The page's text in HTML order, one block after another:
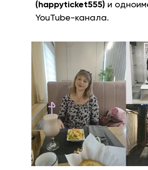
(happyticket555) и
YouTube-канала.